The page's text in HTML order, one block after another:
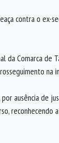
contra o ex-
Comarca de
na
ausência de
reconhecendo